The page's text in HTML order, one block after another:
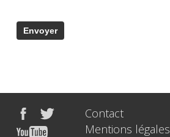
Contact
Mentions légales